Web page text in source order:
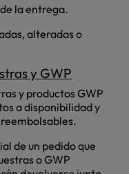
la entrega.
alteradas o
y GWP
y productos GWP
a disponibilidad y
de un pedido que
o GWP